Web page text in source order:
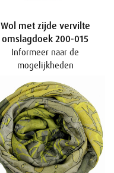
Wol met zijde vervilte
omslagdoek 200-015
Informeer naar de
mogelijkheden